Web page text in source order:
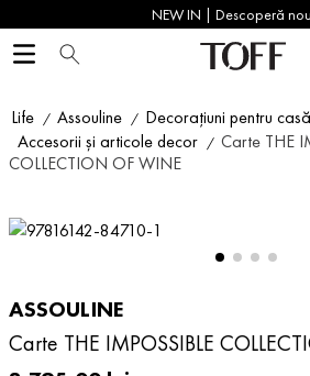
NEW IN | Descoperă
Life Assouline
Decorațiuni pentru casă
Accesorii și articole decor
Carte THE
COLLECTION OF WINE
ASSOULINE
Carte THE IMPOSSIBLE